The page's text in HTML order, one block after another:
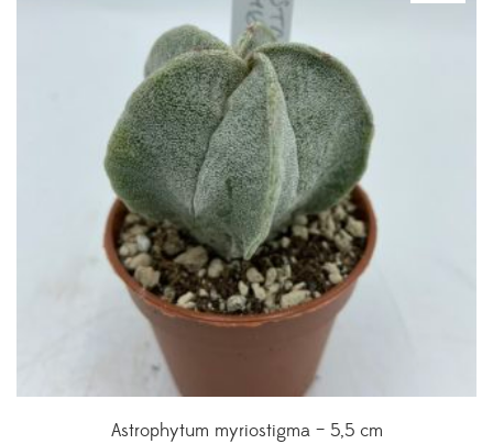
Astrophytum myriostigma – 5,5 cm